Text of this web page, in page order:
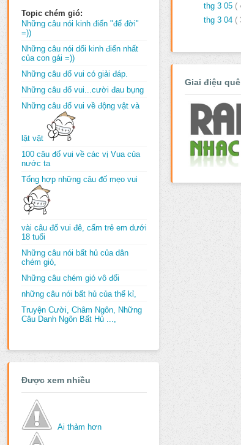
Topic chém gió:
Những câu nói kinh điển "để đời"
=))
Những câu nói dối kinh điển nhất
của con gái =))
Những câu đố vui có giải đáp.
Những câu đố vui...cười đau bụng
Những câu đố vui về động vật và
lặt vặt
100 câu đố vui về các vị Vua của
nước ta
Tổng hợp những câu đố mẹo vui
vài câu đố vui đê, cấm trẻ em dưới
18 tuổi
Những câu nói bất hủ của dân
chém gió,
Những câu chém gió vô đối
những câu nói bất hủ của thế kỉ,
Truyện Cười, Châm Ngôn, Những
Câu Danh Ngôn Bất Hủ ...,
Được xem nhiều
Ai thảm hơn
thg 3 05 (
thg 3 04 (
Giai điệu